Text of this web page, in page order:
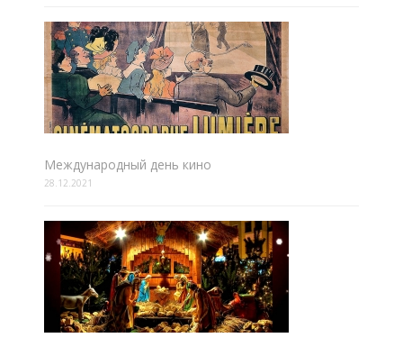
Международный день кино
28.12.2021